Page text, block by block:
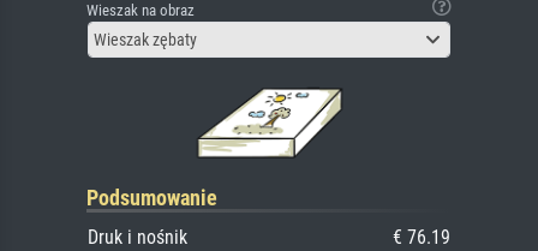
Wieszak na obraz
Wieszak zębaty
Podsumowanie
Druk i nośnik
€ 76.19